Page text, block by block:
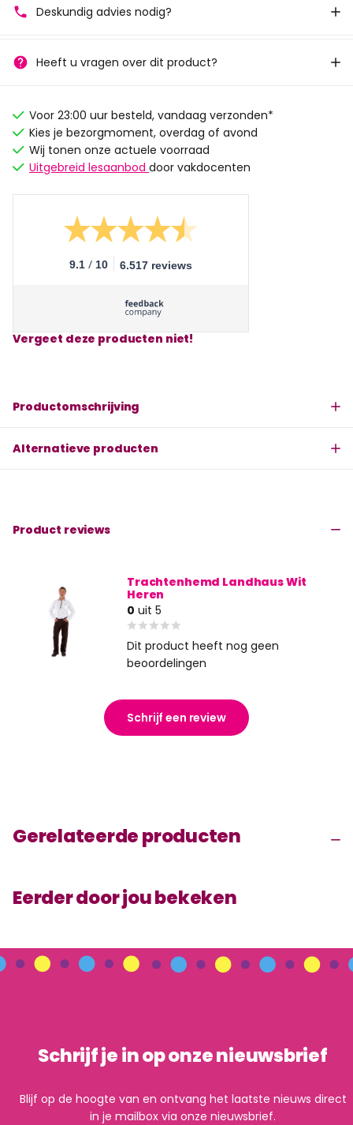
Deskundig advies nodig?
Heeft u vragen over dit product?
Voor 23:00 uur besteld, vandaag verzonden*
Kies je bezorgmoment, overdag of avond
Wij tonen onze actuele voorraad
Uitgebreid lesaanbod door vakdocenten
9.1 / 10 6.517 reviews
Vergeet deze producten niet!
Productomschrijving
Alternatieve producten
Product reviews
Trachtenhemd Landhaus Wit
Heren
0 uit 5
Dit product heeft nog geen
beoordelingen
Schrijf een review
Gerelateerde producten
Eerder door jou bekeken
Schrijf je in op onze nieuwsbrief
Blijf op de hoogte van en ontvang het laatste nieuws direct
in je mailbox via onze nieuwsbrief.